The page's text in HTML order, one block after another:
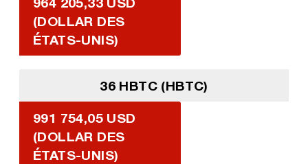
(DOLLAR DES
ÉTATS-UNIS)
36 HBTC (HBTC)
991 754,05 USD
(DOLLAR DES
ÉTATS-UNIS)